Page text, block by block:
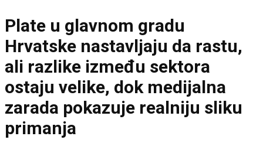
Plate u glavnom gradu
Hrvatske nastavljaju da rastu,
ali razlike između sektora
ostaju velike, dok medijalna
zarada pokazuje realniju sliku
primanja